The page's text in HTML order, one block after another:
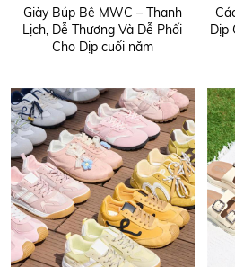
Giày Búp Bê MWC – Thanh
Lịch, Dễ Thương Và Dễ Phối
Cho Dịp cuối năm
Dịp